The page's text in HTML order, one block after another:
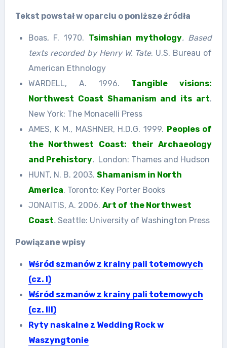
Tekst powstał w oparciu o poniższe źródła
Boas, F. 1970. Tsimshian mythology. Based
texts recorded by Henry W. Tate. U.S. Bureau of
American Ethnology
WARDELL, A. 1996. Tangible visions:
Northwest Coast Shamanism and its art.
New York: The Monacelli Press
AMES, K M., MASHNER, H.D.G. 1999. Peoples of
the Northwest Coast: their Archaeology
and Prehistory. London: Thames and Hudson
HUNT, N. B. 2003. Shamanism in North
America. Toronto: Key Porter Books
JONAITIS, A. 2006. Art of the Northwest
Coast. Seattle: University of Washington Press
Powiązane wpisy
Wśród szmanów z krainy pali totemowych
(cz. I)
Wśród szmanów z krainy pali totemowych
(cz. III)
Ryty naskalne z Wedding Rock w
Waszyngtonie